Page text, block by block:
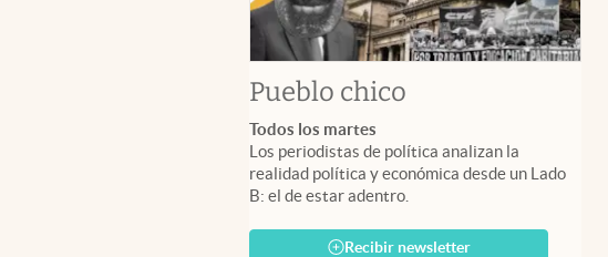
Pueblo chico
Todos los martes
Los periodistas de política analizan la
realidad política y económica desde un Lado
B: el de estar adentro.
Recibir newsletter